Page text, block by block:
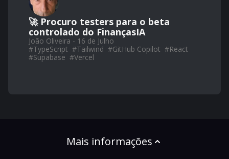
🚀 Procuro testers para o beta
controlado do FinançasIA
João Oliveira - 16 de Julho
#TypeScript #Tailwind #GitHub Copilot #React
#Supabase #Vercel
Mais informações